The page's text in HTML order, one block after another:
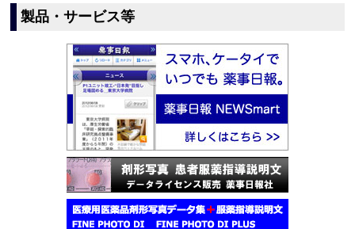
製品・サービス等